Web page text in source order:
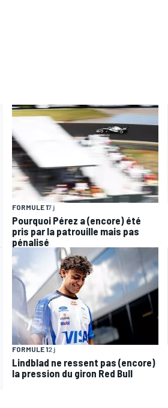
FORMULE 17 j
Pourquoi Pérez a (encore) été
pris par la patrouille mais pas
pénalisé
FORMULE 12 j
Lindblad ne ressent pas (encore)
la pression du giron Red Bull